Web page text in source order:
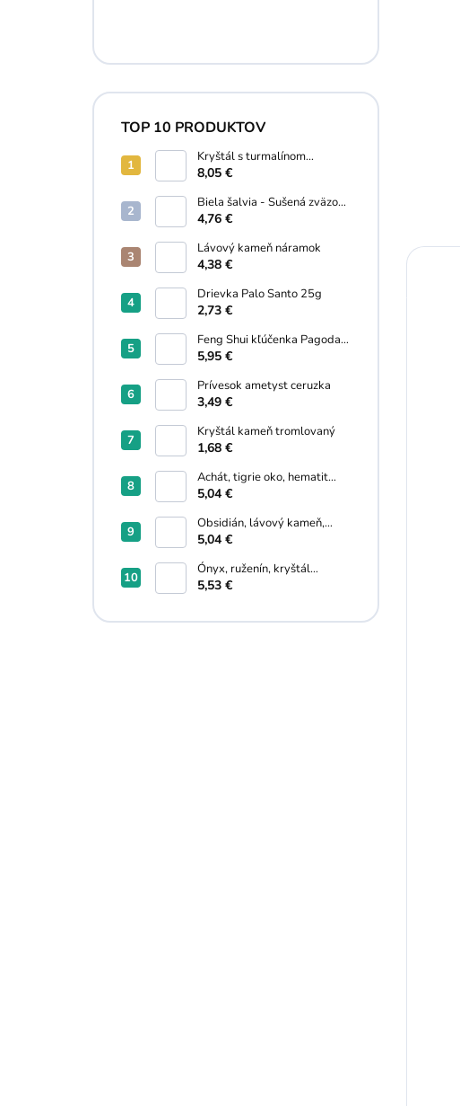
TOP 10 PRODUKTOV
Kryštál s turmalínom
náramok
8,05 €
Biela šalvia - Sušená zväzok
30g
4,76 €
Lávový kameň náramok
4,38 €
Drievka Palo Santo 25g
2,73 €
Feng Shui kľúčenka Pagoda,
Wu lou, Kaligrafický štetec
5,95 €
Prívesok ametyst ceruzka
3,49 €
Kryštál kameň tromlovaný
1,68 €
Achát, tigrie oko, hematit
náramok
5,04 €
Obsidián, lávový kameň,
hematit náramok
5,04 €
Ónyx, ruženín, kryštál
praskaný náramok
5,53 €